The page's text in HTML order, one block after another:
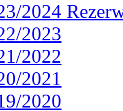
2024
2023
2022
2021
2020